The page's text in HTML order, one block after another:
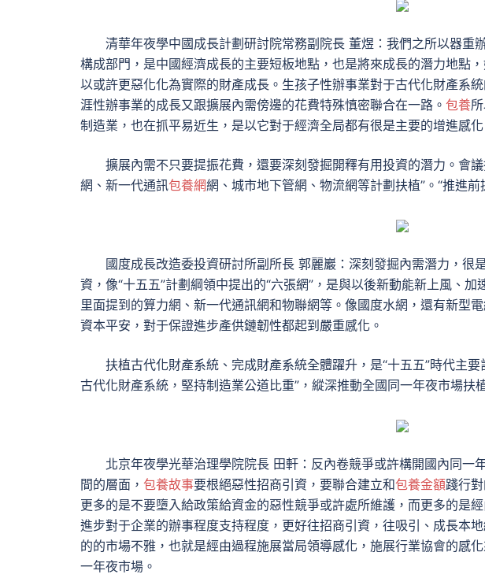
清華年夜學中國成長計劃研討院常務副院長 董煜：我們之所以器重
構成部門，是中國經濟成長的主要短板地點，也是將來成長的潛力地點
以或許更惡化化為實際的財產成長。生孩子性辦事業對于古代化財產系
涯性辦事業的成長又跟擴展內需傍邊的花費特殊慎密聯合在一路。 包養
制造業，也在抓平易近生，是以它對于經濟全局都有很是主要的增進感化
擴展內需不只要提振花費，還要深刻發掘開釋有用投資的潛力。會
網、新一代通訊包養網網、城市地下管網、物流網等計劃扶植”。“推進前
國度成長改造委投資研討所副所長 郭麗巖：深刻發掘內需潛力，很
資，像“十五五”計劃綱領中提出的“六張網”，是與以後新動能新上風、
里面提到的算力網、新一代通訊網和物聯網等。像國度水網，還有新型
資本平安，對于保證進步產供鏈韌性都起到嚴重感化。
扶植古代化財產系統、完成財產系統全體躍升，是“十五五”時代主
古代化財產系統，堅持制造業公道比重”，縱深推動全國同一年夜市場扶
北京年夜學光華治理學院院長 田軒：反內卷競爭或許構開國內同一
間的層面， 包養故事要根絕惡性招商引資，要聯合建立和包養金額踐行
更多的是不要墮入給政策給資金的惡性競爭或許處所維護，而更多的是
進步對于企業的辦事程度支持程度，更好往招商引資，往吸引、成長本
的的市場不雅，也就是經由過程施展當局領導感化，施展行業協會的感
一年夜市場。